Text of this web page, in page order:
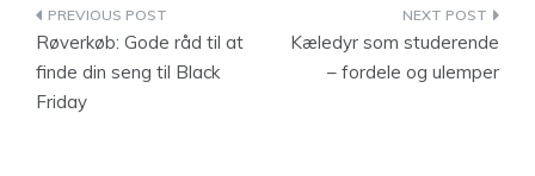
Indlægsnavigation
Røverkøb: Gode råd til at
finde din seng til Black
Friday
Kæledyr som studerende
– fordele og ulemper